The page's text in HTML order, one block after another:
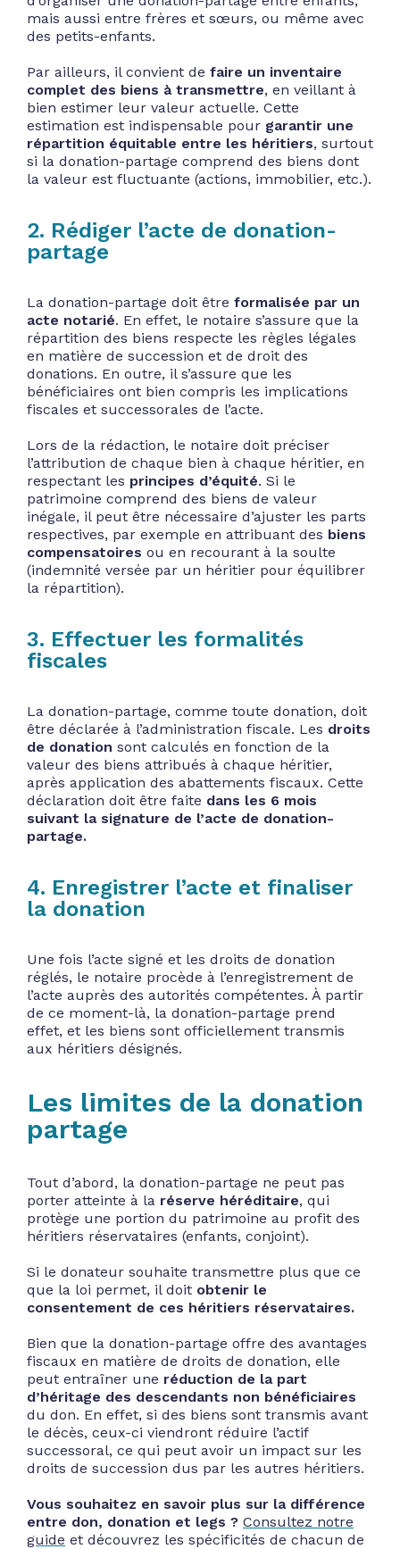
mais aussi entre frères et sœurs, ou même avec
des petits-enfants.
Par ailleurs, il convient de faire un inventaire
complet des biens à transmettre, en veillant à
bien estimer leur valeur actuelle. Cette
estimation est indispensable pour garantir une
répartition équitable entre les héritiers, surtout
si la donation-partage comprend des biens dont
la valeur est fluctuante (actions, immobilier, etc.).
2. Rédiger l’acte de donation-
partage
La donation-partage doit être formalisée par un
acte notarié. En effet, le notaire s’assure que la
répartition des biens respecte les règles légales
en matière de succession et de droit des
donations. En outre, il s’assure que les
bénéficiaires ont bien compris les implications
fiscales et successorales de l’acte.
Lors de la rédaction, le notaire doit préciser
l’attribution de chaque bien à chaque héritier, en
respectant les principes d’équité. Si le
patrimoine comprend des biens de valeur
inégale, il peut être nécessaire d’ajuster les parts
respectives, par exemple en attribuant des biens
compensatoires ou en recourant à la soulte
(indemnité versée par un héritier pour équilibrer
la répartition).
3. Effectuer les formalités
fiscales
La donation-partage, comme toute donation, doit
être déclarée à l’administration fiscale. Les droits
de donation sont calculés en fonction de la
valeur des biens attribués à chaque héritier,
après application des abattements fiscaux. Cette
déclaration doit être faite dans les 6 mois
suivant la signature de l’acte de donation-
partage.
4. Enregistrer l’acte et finaliser
la donation
Une fois l’acte signé et les droits de donation
réglés, le notaire procède à l’enregistrement de
l’acte auprès des autorités compétentes. À partir
de ce moment-là, la donation-partage prend
effet, et les biens sont officiellement transmis
aux héritiers désignés.
Les limites de la donation
partage
Tout d’abord, la donation-partage ne peut pas
porter atteinte à la réserve héréditaire, qui
protège une portion du patrimoine au profit des
héritiers réservataires (enfants, conjoint).
Si le donateur souhaite transmettre plus que ce
que la loi permet, il doit obtenir le
consentement de ces héritiers réservataires.
Bien que la donation-partage offre des avantages
fiscaux en matière de droits de donation, elle
peut entraîner une réduction de la part
d’héritage des descendants non bénéficiaires
du don. En effet, si des biens sont transmis avant
le décès, ceux-ci viendront réduire l’actif
successoral, ce qui peut avoir un impact sur les
droits de succession dus par les autres héritiers.
Vous souhaitez en savoir plus sur la différence
entre don, donation et legs ? Consultez notre
guide et découvrez les spécificités de chacun de